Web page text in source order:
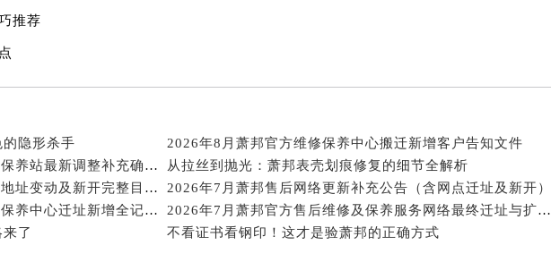
前街萧邦售后服务中心（需提前预约）
利路萧邦售后服务中心（需提前预约）
解放大街萧邦售后服务中心（需提前预约）
中央路萧邦售后服务中心（需提前预约）
央大街萧邦售后服务中心（需提前预约）
运大街萧邦售后服务中心（需提前预约）
推荐
隐形杀手
2026年8月萧邦官方维修保养中心搬迁新增客户告知文件
2026年8月萧邦官方维修服务中心及保养站最新调整补充确认终稿说明
从拉丝到抛光：萧邦表壳划痕修复的细节全解析
2026年8月萧邦官方维修保养服务点地址变动及新开完整目录文件
2026年7月萧邦售后网络更新补充公告（含网点迁址及新开）
2026年7月萧邦官方售后维修中心及保养中心迁址新增全记录文本
2026年7月萧邦官方售后维修及保养服务网络最终迁址与扩张终稿
了
不看证书看钢印！这才是验萧邦的正确方式